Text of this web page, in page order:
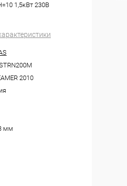
1,5кВт 230В
2010
мм